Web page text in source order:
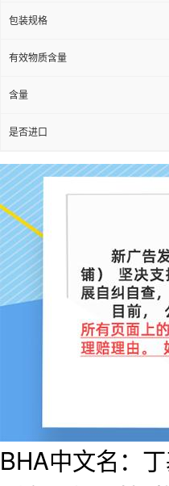
包装规格
有效物质含量
含量
是否进口
BHA中文名：丁